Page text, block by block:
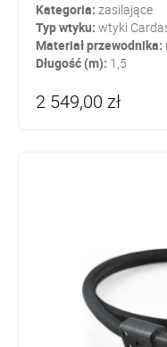
Kategoria: zasilające
Typ wtyku: wtyki
Materiał przewodnika:
Długość (m): 1,5
2 549,00 zł